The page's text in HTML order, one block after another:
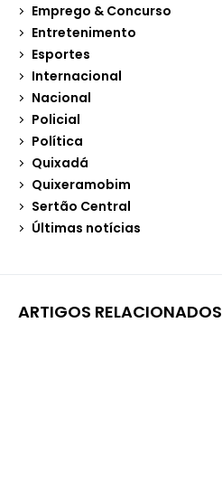
Emprego & Concurso
Entretenimento
Esportes
Internacional
Nacional
Policial
Política
Quixadá
Quixeramobim
Sertão Central
Últimas notícias
ARTIGOS RELACIONADOS